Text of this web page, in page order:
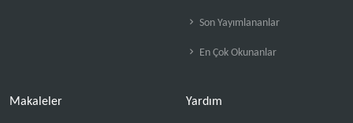
Son Yayımlananlar
En Çok Okunanlar
Makaleler Yardım